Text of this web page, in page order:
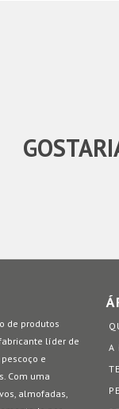
de produtos
líder de
e
Com uma
almofadas,
A